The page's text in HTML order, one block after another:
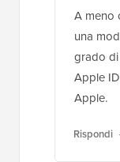
A meno
una
grado di
Apple
Apple.
Rispondi